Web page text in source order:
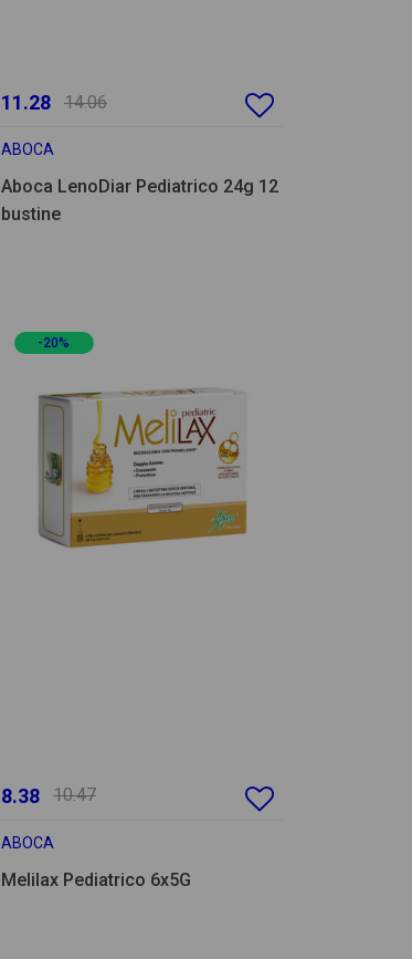
11.28 14.06
ABOCA
Aboca LenoDiar Pediatrico 24g 12
bustine
-20%
8.38 10.47
ABOCA
Melilax Pediatrico 6x5G